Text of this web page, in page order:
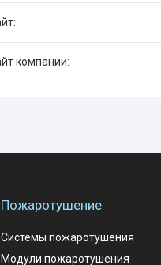
Пожаротушение
Системы пожаротушения
Модули пожаротушения